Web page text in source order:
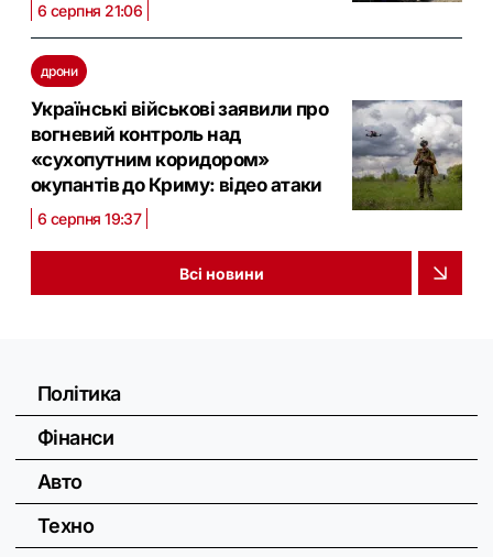
6 серпня 21:06
дрони
Українські військові заявили про
вогневий контроль над
«сухопутним коридором»
окупантів до Криму: відео атаки
6 серпня 19:37
Всі новини
Політика
Фінанси
Авто
Техно